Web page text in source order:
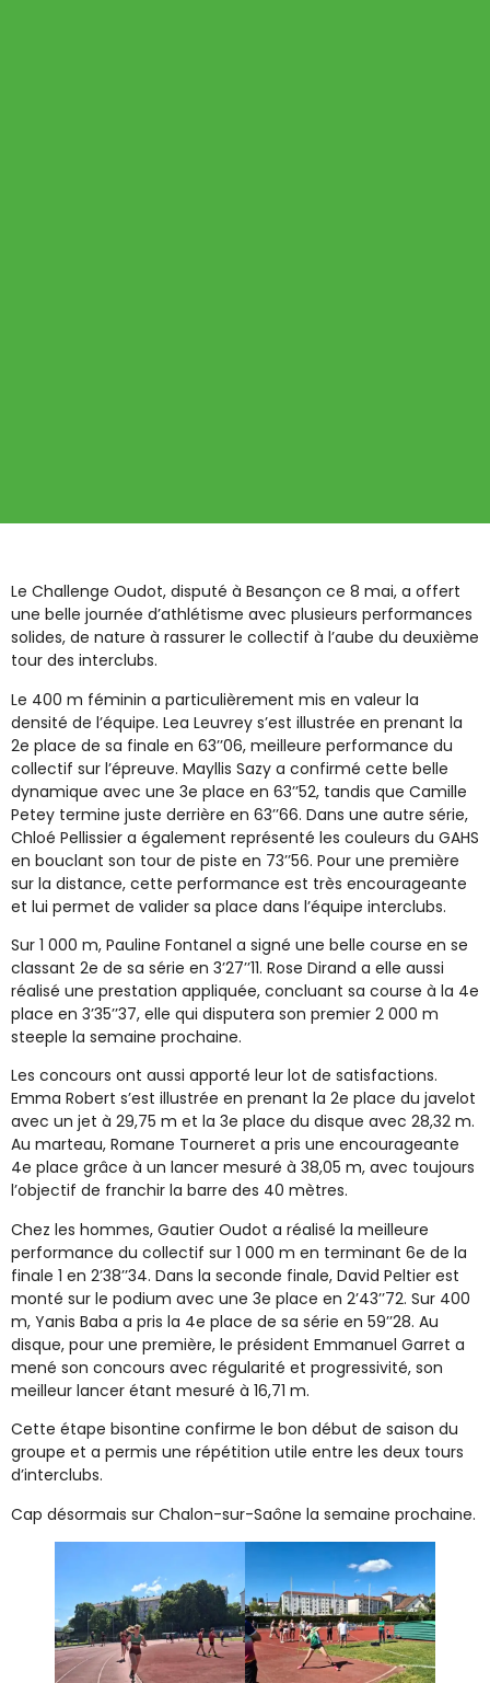
Le Challenge Oudot, disputé à Besançon ce 8 mai, a offert
une belle journée d’athlétisme avec plusieurs performances
solides, de nature à rassurer le collectif à l’aube du deuxième
tour des interclubs.
Le 400 m féminin a particulièrement mis en valeur la
densité de l’équipe. Lea Leuvrey s’est illustrée en prenant la
2e place de sa finale en 63’’06, meilleure performance du
collectif sur l’épreuve. Mayllis Sazy a confirmé cette belle
dynamique avec une 3e place en 63’’52, tandis que Camille
Petey termine juste derrière en 63’’66. Dans une autre série,
Chloé Pellissier a également représenté les couleurs du GAHS
en bouclant son tour de piste en 73’’56. Pour une première
sur la distance, cette performance est très encourageante
et lui permet de valider sa place dans l’équipe interclubs.
Sur 1 000 m, Pauline Fontanel a signé une belle course en se
classant 2e de sa série en 3’27’’11. Rose Dirand a elle aussi
réalisé une prestation appliquée, concluant sa course à la 4e
place en 3’35’’37, elle qui disputera son premier 2 000 m
steeple la semaine prochaine.
Les concours ont aussi apporté leur lot de satisfactions.
Emma Robert s’est illustrée en prenant la 2e place du javelot
avec un jet à 29,75 m et la 3e place du disque avec 28,32 m.
Au marteau, Romane Tourneret a pris une encourageante
4e place grâce à un lancer mesuré à 38,05 m, avec toujours
l’objectif de franchir la barre des 40 mètres.
Chez les hommes, Gautier Oudot a réalisé la meilleure
performance du collectif sur 1 000 m en terminant 6e de la
finale 1 en 2’38’’34. Dans la seconde finale, David Peltier est
monté sur le podium avec une 3e place en 2’43’’72. Sur 400
m, Yanis Baba a pris la 4e place de sa série en 59’’28. Au
disque, pour une première, le président Emmanuel Garret a
mené son concours avec régularité et progressivité, son
meilleur lancer étant mesuré à 16,71 m.
Cette étape bisontine confirme le bon début de saison du
groupe et a permis une répétition utile entre les deux tours
d’interclubs.
Cap désormais sur Chalon-sur-Saône la semaine prochaine.